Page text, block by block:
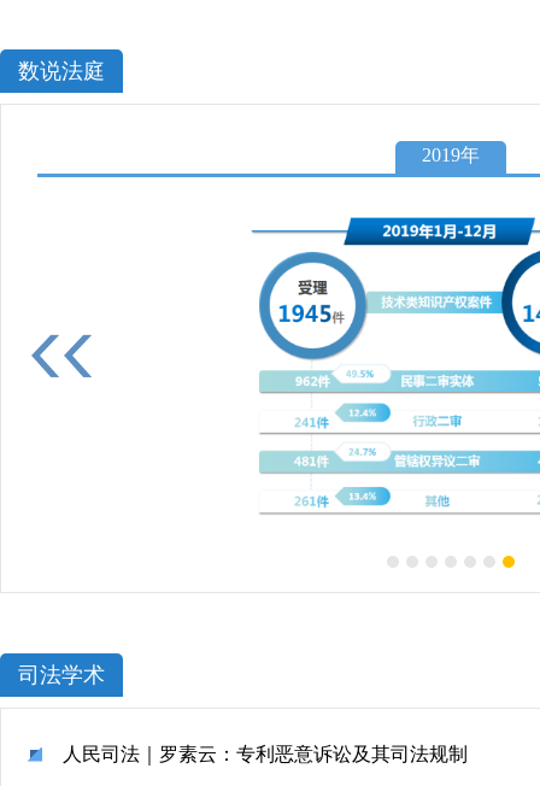
数说法庭
2019年
司法学术
人民司法｜罗素云：专利恶意诉讼及其司法规制